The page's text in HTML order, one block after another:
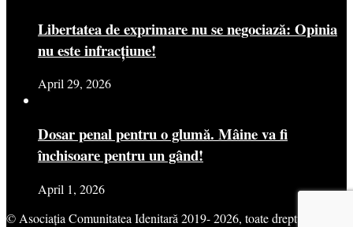
Libertatea de exprimare nu se negociază: Opinia
nu este infracțiune!
April 29, 2026
Dosar penal pentru o glumă. Mâine va fi
închisoare pentru un gând!
April 1, 2026
© Asociația Comunitatea Idenitară 2019- 2026, toate drepturile